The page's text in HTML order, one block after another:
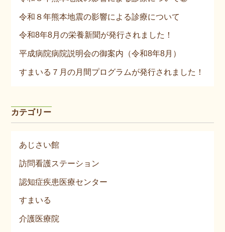
令和８年熊本地震の影響による診療について
令和8年8月の栄養新聞が発行されました！
平成病院病院説明会の御案内（令和8年8月）
すまいる７月の月間プログラムが発行されました！
カテゴリー
あじさい館
訪問看護ステーション
認知症疾患医療センター
すまいる
介護医療院